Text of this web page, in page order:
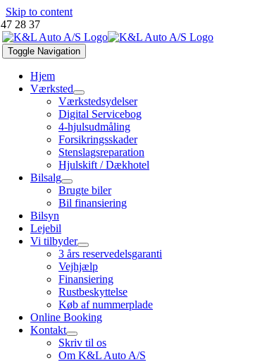
Skip to content
28 37
Toggle Navigation
Hjem
Værksted
Værkstedsydelser
Digital Servicebog
4-hjulsudmåling
Forsikringsskader
Stenslagsreparation
Hjulskift / Dækhotel
Bilsalg
Brugte biler
Bil finansiering
Bilsyn
Lejebil
Vi tilbyder
3 års reservedelsgaranti
Vejhjælp
Finansiering
Rustbeskyttelse
Køb af nummerplade
Online Booking
Kontakt
Skriv til os
Om K&L Auto A/S